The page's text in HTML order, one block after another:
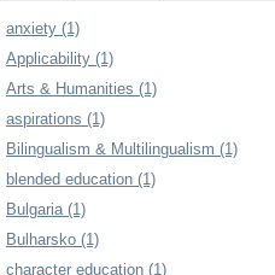
anxiety (1)
Applicability (1)
Arts & Humanities (1)
aspirations (1)
Bilingualism & Multilingualism (1)
blended education (1)
Bulgaria (1)
Bulharsko (1)
character education (1)